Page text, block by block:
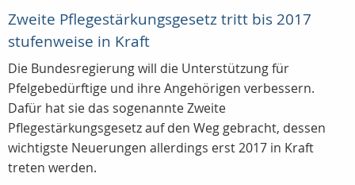
Zweite Pflegestärkungsgesetz tritt bis 2017
stufenweise in Kraft
Die Bundesregierung will die Unterstützung für
Pfelgebedürftige und ihre Angehörigen verbessern.
Dafür hat sie das sogenannte Zweite
Pflegestärkungsgesetz auf den Weg gebracht, dessen
wichtigste Neuerungen allerdings erst 2017 in Kraft
treten werden.